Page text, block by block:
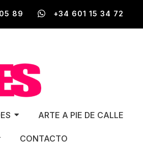
89 +34 601 15 34 72
ARTE A PIE DE CALLE
CONTACTO